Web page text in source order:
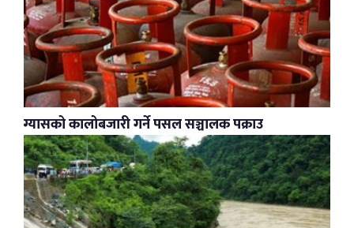
ग्यासको कालोबजारी गर्ने पसल सञ्चालक पक्राउ